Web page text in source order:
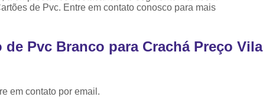
de Pvc. Entre em contato conosco para mais
Pvc Branco para Crachá Preço Vila
em contato por email.